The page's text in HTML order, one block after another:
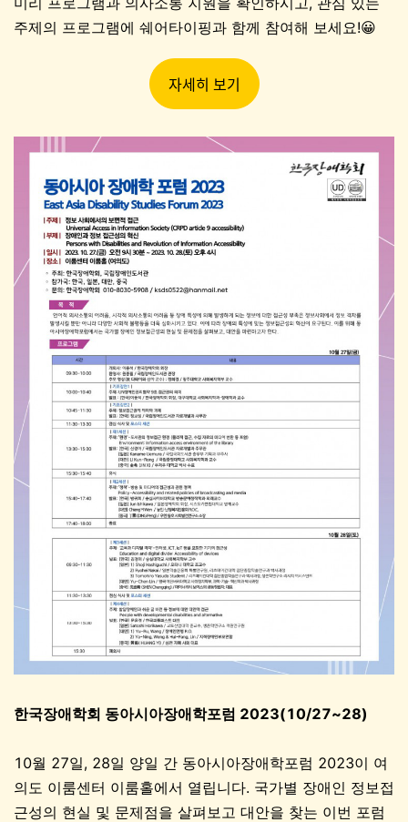
주제의 프로그램에 쉐어타이핑과 함께 참여해 보세요!😀
자세히 보기
한국장애학회 동아시아장애학포럼 2023(10/27~28)
10월 27일, 28일 양일 간 동아시아장애학포럼 2023이 여
의도 이룸센터 이룸홀에서 열립니다. 국가별 장애인 정보접
근성의 현실 및 문제점을 살펴보고 대안을 찾는 이번 포럼